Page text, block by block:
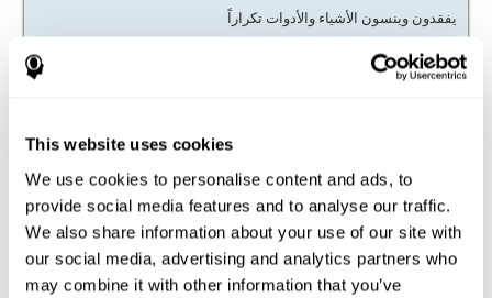
This website uses cookies
We use cookies to personalise content and ads, to
provide social media features and to analyse our traffic.
We also share information about your use of our site with
our social media, advertising and analytics partners who
may combine it with other information that you’ve
يفقدون وينسون الأشياء والأدوات تكراراً
الأشياء والأدوات اللازمة لإجراء أنشطتهم أو مهامهم (الألعاب، الأدوات
المدرسية أو العملية، الأدوات، إلخ). إنّهم يفقدون التركيز وينسون
إذا وجد عدم الحافز، يجب أن نعرف السبب، فالناس بنقص التركيز لهم
مشاكل لتنظيم وإنهاء المهام والأنشطة، الأمر الذي لا يتعلّق بالكسل أو
عدم فهم التعليمات. إنّ دماغهم له صعوبات لكبت المحفزات الخارجية
والانتباه لفعل واحد. لذلك، إنّهم مهمّ فهم أصل هذا الإحساس.
قد تساعد هذه الاختبارات أو دراسات عقلية في المعرفة إذا كانت
أعراض الشخص عادية بحسب عمره.